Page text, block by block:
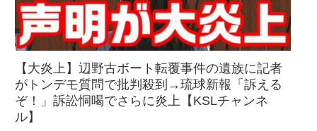
【大炎上】辺野古ボート転覆事件の遺族に記者
がトンデモ質問で批判殺到→琉球新報「訴える
ぞ！」訴訟恫喝でさらに炎上【KSLチャンネ
ル】